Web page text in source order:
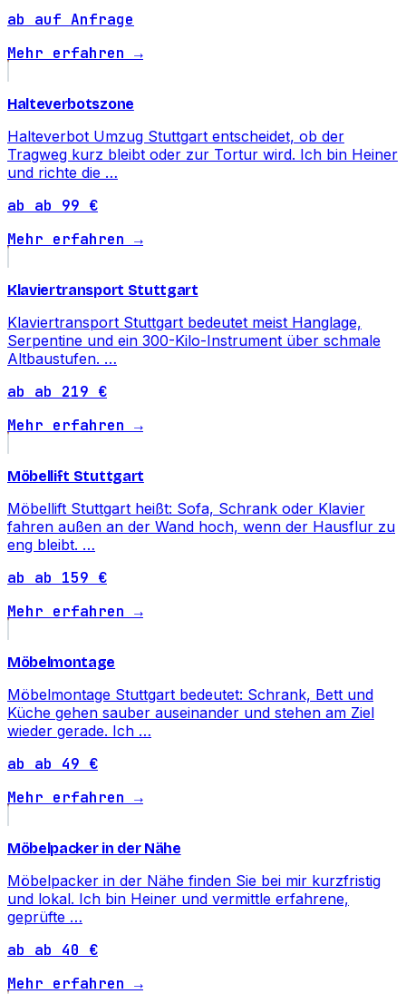
ab auf Anfrage
Mehr erfahren →
Halteverbotszone
Halteverbot Umzug Stuttgart entscheidet, ob der
Tragweg kurz bleibt oder zur Tortur wird. Ich bin Heiner
und richte die …
ab ab 99 €
Mehr erfahren →
Klaviertransport Stuttgart
Klaviertransport Stuttgart bedeutet meist Hanglage,
Serpentine und ein 300-Kilo-Instrument über schmale
Altbaustufen. …
ab ab 219 €
Mehr erfahren →
Möbellift Stuttgart
Möbellift Stuttgart heißt: Sofa, Schrank oder Klavier
fahren außen an der Wand hoch, wenn der Hausflur zu
eng bleibt. …
ab ab 159 €
Mehr erfahren →
Möbelmontage
Möbelmontage Stuttgart bedeutet: Schrank, Bett und
Küche gehen sauber auseinander und stehen am Ziel
wieder gerade. Ich …
ab ab 49 €
Mehr erfahren →
Möbelpacker in der Nähe
Möbelpacker in der Nähe finden Sie bei mir kurzfristig
und lokal. Ich bin Heiner und vermittle erfahrene,
geprüfte …
ab ab 40 €
Mehr erfahren →